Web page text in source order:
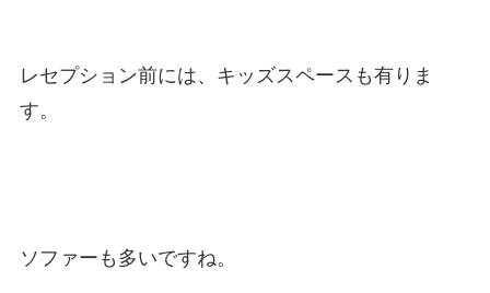
レセプション前には、キッズスペースも有りま
す。
ソファーも多いですね。